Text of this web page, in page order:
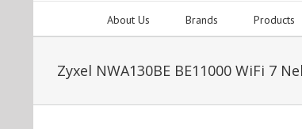
About Us Brands Products
Zyxel NWA130BE BE11000 WiFi 7